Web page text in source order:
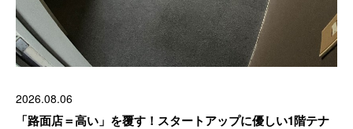
2026.08.06
「路面店＝高い」を覆す！スタートアップに優しい1階テナ